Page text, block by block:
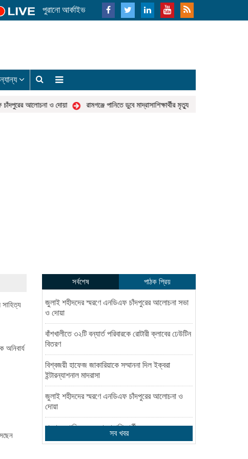
পুরানো আর্কাইভ
আলোচনা ও দোয়া রামগঞ্জে পানিতে ডুবে মাদ্রাসাশিক্ষার্থীর মৃত্যু
সাহিত্য
অনিবার্য
সর্বশেষ পাঠক প্রিয়
জুলাই শহীদদের স্মরণে এনডিএফ চাঁদপুরের আলোচনা সভা
ও দোয়া
বাঁশখালীতে ৩২টি বন্যার্ত পরিবারকে রোটারী ক্লাবের ঢেউটিন
বিতরণ
বিশ্বজয়ী হাফেজ জাকারিয়াকে সম্মাননা দিল ইক্বরা
ইন্টারন্যাশনাল মাদরাসা
জুলাই শহীদদের স্মরণে এনডিএফ চাঁদপুরের আলোচনা ও
দোয়া
রামগঞ্জে পানিতে ডুবে মাদ্রাসাশিক্ষার্থীর মৃত্যু
সব খবর